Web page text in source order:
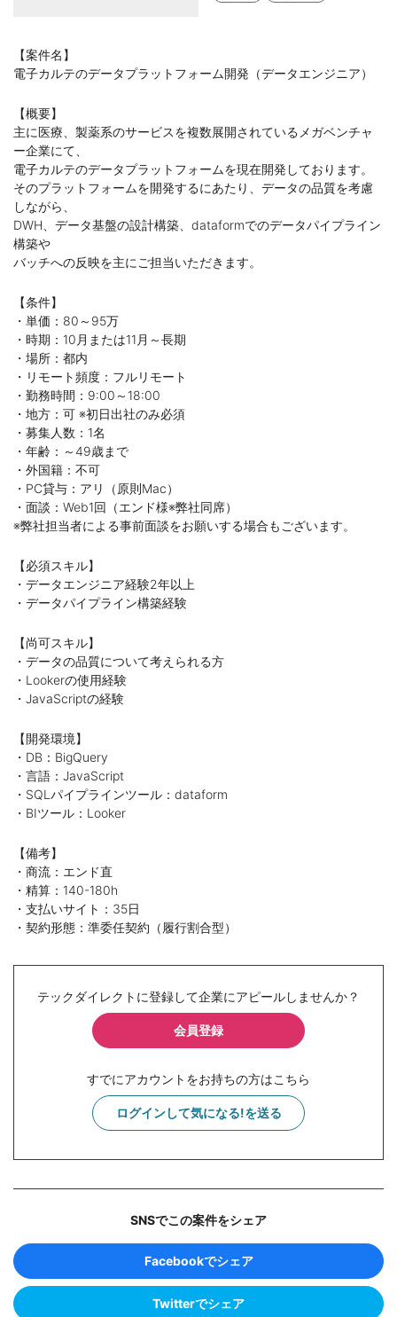
【案件名】
電子カルテのデータプラットフォーム開発（データエンジニア）
【概要】
主に医療、製薬系のサービスを複数展開されているメガベンチャ
ー企業にて、
電子カルテのデータプラットフォームを現在開発しております。
そのプラットフォームを開発するにあたり、データの品質を考慮
しながら、
DWH、データ基盤の設計構築、dataformでのデータパイプライン
構築や
バッチへの反映を主にご担当いただきます。
【条件】
・単価：80～95万
・時期：10月または11月～長期
・場所：都内
・リモート頻度：フルリモート
・勤務時間：9:00～18:00
・地方：可 ※初日出社のみ必須
・募集人数：1名
・年齢：～49歳まで
・外国籍：不可
・PC貸与：アリ（原則Mac）
・面談：Web1回（エンド様※弊社同席）
※弊社担当者による事前面談をお願いする場合もございます。
【必須スキル】
・データエンジニア経験2年以上
・データパイプライン構築経験
【尚可スキル】
・データの品質について考えられる方
・Lookerの使用経験
・JavaScriptの経験
【開発環境】
・DB：BigQuery
・言語：JavaScript
・SQLパイプラインツール：dataform
・BIツール：Looker
【備考】
・商流：エンド直
・精算：140-180h
・支払いサイト：35日
・契約形態：準委任契約（履行割合型）
テックダイレクトに登録して企業にアピールしませんか？
会員登録
すでにアカウントをお持ちの方はこちら
ログインして気になる!を送る
SNSでこの案件をシェア
Facebookでシェア
Twitterでシェア